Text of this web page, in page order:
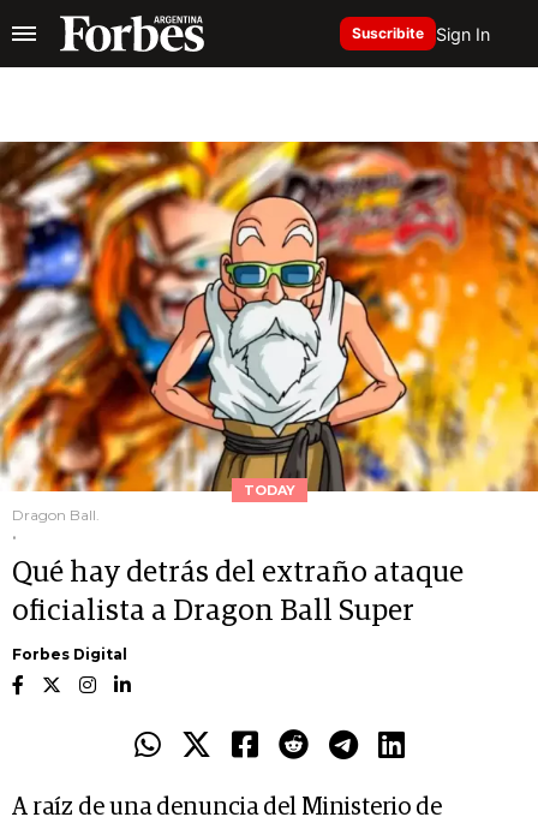
Suscribite Sign In
TODAY
Dragon Ball.
.
Qué hay detrás del extraño ataque
oficialista a Dragon Ball Super
Forbes Digital
A raíz de una denuncia del Ministerio de